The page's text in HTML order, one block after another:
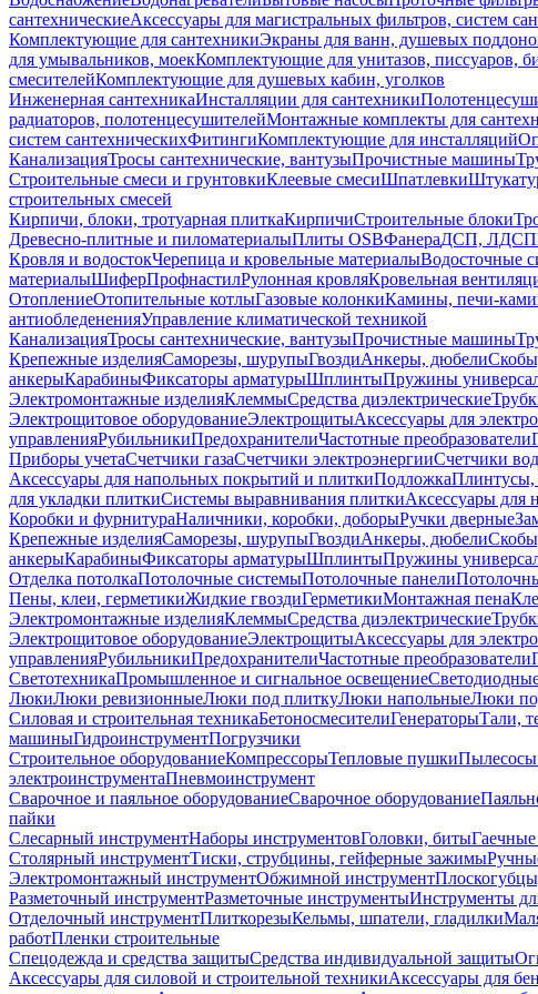
сантехническиеАксессуары для магистральных фильтров, систем
Комплектующие для сантехникиЭкраны для ванн, душевых
для умывальников, моекКомплектующие для унитазов, писсуаров,
смесителейКомплектующие для душевых кабин, уголков
Инженерная сантехникаИнсталляции для сантехники
радиаторов, полотенцесушителейМонтажные комплекты для
систем сантехническихФитингиКомплектующие для инсталляций
КанализацияТросы сантехнические, вантузыПрочистные машины
Строительные смеси и грунтовкиКлеевые смесиШпатлевки
строительных смесей
Кирпичи, блоки, тротуарная плиткаКирпичиСтроительные блоки
Древесно-плитные и пиломатериалыПлиты OSBФанераДСП, ЛДСП
Кровля и водостокЧерепица и кровельные материалыВодосточные
материалыШиферПрофнастилРулонная кровляКровельная
ОтоплениеОтопительные котлыГазовые колонкиКамины, печи-
антиобледененияУправление климатической техникой
КанализацияТросы сантехнические, вантузыПрочистные машины
Крепежные изделияСаморезы, шурупыГвоздиАнкеры, дюбели
анкерыКарабиныФиксаторы арматурыШплинтыПружины
Электромонтажные изделияКлеммыСредства диэлектрические
Электрощитовое оборудованиеЭлектрощитыАксессуары для
управленияРубильникиПредохранителиЧастотные преобразователи
Приборы учетаСчетчики газаСчетчики электроэнергииСчетчики
Аксессуары для напольных покрытий и плиткиПодложкаПлинтусы,
для укладки плиткиСистемы выравнивания плиткиАксессуары для
Коробки и фурнитураНаличники, коробки, доборыРучки дверные
Крепежные изделияСаморезы, шурупыГвоздиАнкеры, дюбели
анкерыКарабиныФиксаторы арматурыШплинтыПружины
Отделка потолкаПотолочные системыПотолочные панели
Пены, клеи, герметикиЖидкие гвоздиГерметикиМонтажная пена
Электромонтажные изделияКлеммыСредства диэлектрические
Электрощитовое оборудованиеЭлектрощитыАксессуары для
управленияРубильникиПредохранителиЧастотные преобразователи
СветотехникаПромышленное и сигнальное освещение
ЛюкиЛюки ревизионныеЛюки под плиткуЛюки напольныеЛюки
Силовая и строительная техникаБетоносмесителиГенераторыТали,
машиныГидроинструментПогрузчики
Строительное оборудованиеКомпрессорыТепловые пушкиПылесосы
электроинструментаПневмоинструмент
Сварочное и паяльное оборудованиеСварочное оборудование
пайки
Слесарный инструментНаборы инструментовГоловки, биты
Столярный инструментТиски, струбцины, гейферные зажимы
Электромонтажный инструментОбжимной инструмент
Разметочный инструментРазметочные инструментыИнструменты
Отделочный инструментПлиткорезыКельмы, шпатели, гладилки
работПленки строительные
Спецодежда и средства защитыСредства индивидуальной защиты
Аксессуары для силовой и строительной техникиАксессуары для